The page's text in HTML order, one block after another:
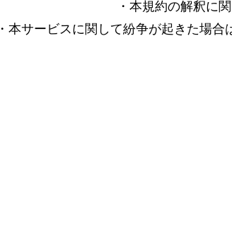
・本規約の解釈に
・本サービスに関して紛争が起きた場